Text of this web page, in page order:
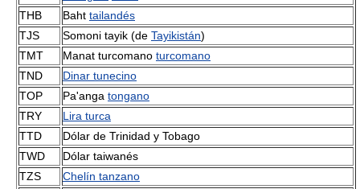
THB
Baht tailandés
TJS
Somoni tayik (de Tayikistán)
TMT
Manat turcomano turcomano
TND
Dinar tunecino
TOP
Pa'anga tongano
TRY
Lira turca
TTD
Dólar de Trinidad y Tobago
TWD
Dólar taiwanés
TZS
Chelín tanzano